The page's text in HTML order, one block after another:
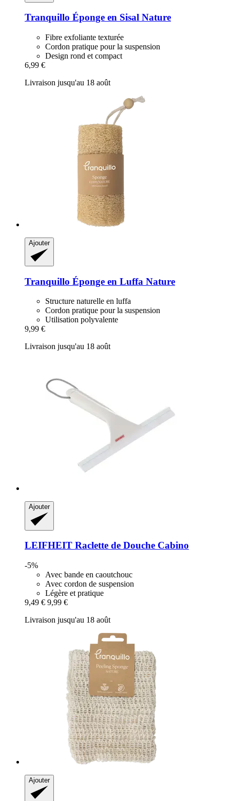
Tranquillo Éponge en Sisal Nature
Fibre exfoliante texturée
Cordon pratique pour la suspension
Design rond et compact
6,99 €
Livraison jusqu'au 18 août
Ajouter
Tranquillo Éponge en Luffa Nature
Structure naturelle en luffa
Cordon pratique pour la suspension
Utilisation polyvalente
9,99 €
Livraison jusqu'au 18 août
Ajouter
LEIFHEIT Raclette de Douche Cabino
-5%
Avec bande en caoutchouc
Avec cordon de suspension
Légère et pratique
9,49 € 9,99 €
Livraison jusqu'au 18 août
Ajouter